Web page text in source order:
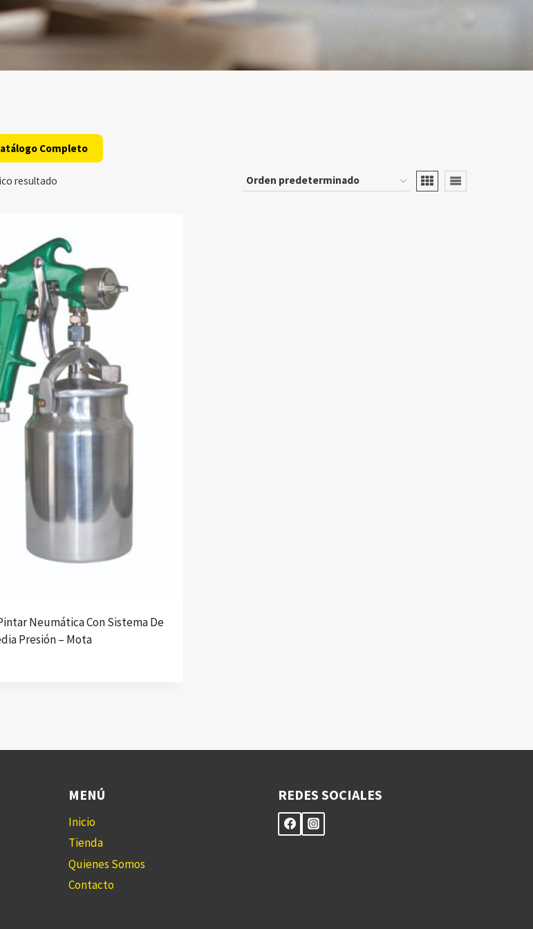
Completo
resultado
Neumática Con Sistema De
Presión – Mota
MENÚ
Inicio
Tienda
Quienes Somos
Contacto
REDES SOCIALES